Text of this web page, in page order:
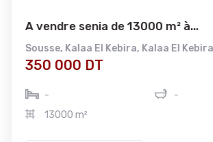
A vendre senia de 13000 m² à...
Sousse, Kalaa El Kebira, Kalaa El Kebira
350 000 DT
-
-
13000 m²